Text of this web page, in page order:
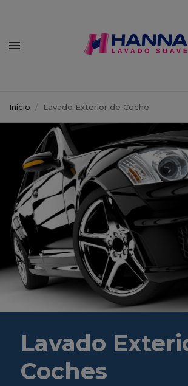
Inicio Lavado Exterior de Coche
Lavado
Coches